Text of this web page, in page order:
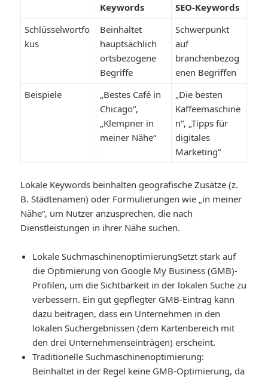
Keywords
SEO-Keywords
Schlüsselwortfo
kus
Beinhaltet
hauptsächlich
ortsbezogene
Begriffe
Schwerpunkt
auf
branchenbezog
enen Begriffen
Beispiele
„Bestes Café in
Chicago“,
„Klempner in
meiner Nähe“
„Die besten
Kaffeemaschine
n“, „Tipps für
digitales
Marketing“
Lokale Keywords beinhalten geografische Zusätze (z.
B. Städtenamen) oder Formulierungen wie „in meiner
Nähe“, um Nutzer anzusprechen, die nach
Dienstleistungen in ihrer Nähe suchen.
Lokale SuchmaschinenoptimierungSetzt stark auf
die Optimierung von Google My Business (GMB)-
Profilen, um die Sichtbarkeit in der lokalen Suche zu
verbessern. Ein gut gepflegter GMB-Eintrag kann
dazu beitragen, dass ein Unternehmen in den
lokalen Suchergebnissen (dem Kartenbereich mit
den drei Unternehmenseinträgen) erscheint.
Traditionelle Suchmaschinenoptimierung:
Beinhaltet in der Regel keine GMB-Optimierung, da